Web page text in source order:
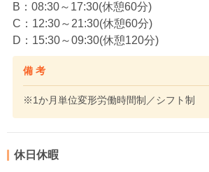
B：08:30～17:30(休憩60分)
C：12:30～21:30(休憩60分)
D：15:30～09:30(休憩120分)
備 考
※1か月単位変形労働時間制／シフト制
休日休暇